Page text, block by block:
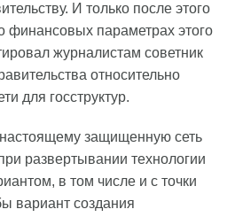
И только после этого
финансовых параметрах этого
журналистам советник
относительно
для госструктур.
защищенную сеть
развертывании технологии
в том числе и с точки
вариант создания